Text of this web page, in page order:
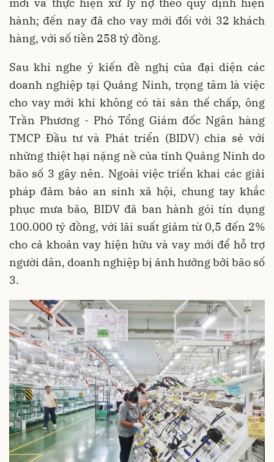
mới và thực hiện xử lý nợ theo quy định hiện
hành; đến nay đã cho vay mới đối với 32 khách
hàng, với số tiền 258 tỷ đồng.
Sau khi nghe ý kiến đề nghị của đại diện các
doanh nghiệp tại Quảng Ninh, trọng tâm là việc
cho vay mới khi không có tài sản thế chấp, ông
Trần Phương - Phó Tổng Giám đốc Ngân hàng
TMCP Đầu tư và Phát triển (BIDV) chia sẻ với
những thiệt hại nặng nề của tỉnh Quảng Ninh do
bão số 3 gây nên. Ngoài việc triển khai các giải
pháp đảm bảo an sinh xã hội, chung tay khắc
phục mưa bão, BIDV đã ban hành gói tín dụng
100.000 tỷ đồng, với lãi suất giảm từ 0,5 đến 2%
cho cả khoản vay hiện hữu và vay mới để hỗ trợ
người dân, doanh nghiệp bị ảnh hưởng bởi bão số
3.